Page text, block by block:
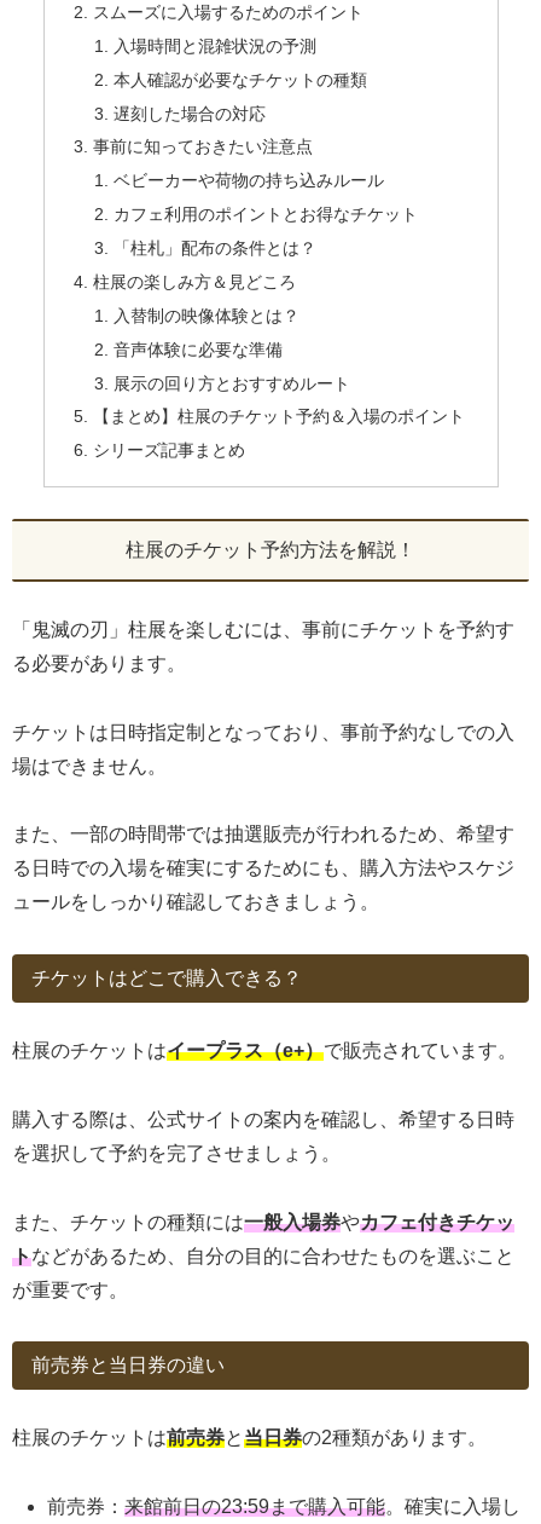
スムーズに入場するためのポイント
入場時間と混雑状況の予測
本人確認が必要なチケットの種類
遅刻した場合の対応
事前に知っておきたい注意点
ベビーカーや荷物の持ち込みルール
カフェ利用のポイントとお得なチケット
「柱札」配布の条件とは？
柱展の楽しみ方＆見どころ
入替制の映像体験とは？
音声体験に必要な準備
展示の回り方とおすすめルート
【まとめ】柱展のチケット予約＆入場のポイント
シリーズ記事まとめ
柱展のチケット予約方法を解説！
「鬼滅の刃」柱展を楽しむには、事前にチケットを予約す
る必要があります。
チケットは日時指定制となっており、事前予約なしでの入
場はできません。
また、一部の時間帯では抽選販売が行われるため、希望す
る日時での入場を確実にするためにも、購入方法やスケジ
ュールをしっかり確認しておきましょう。
チケットはどこで購入できる？
柱展のチケットはイープラス（e+）で販売されています。
購入する際は、公式サイトの案内を確認し、希望する日時
を選択して予約を完了させましょう。
また、チケットの種類には一般入場券やカフェ付きチケッ
トなどがあるため、自分の目的に合わせたものを選ぶこと
が重要です。
前売券と当日券の違い
柱展のチケットは前売券と当日券の2種類があります。
前売券：来館前日の23:59まで購入可能。確実に入場し